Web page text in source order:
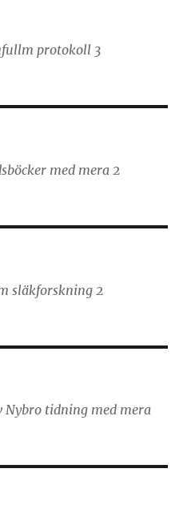
protokoll 3
med mera 2
släkforskning 2
tidning med mera